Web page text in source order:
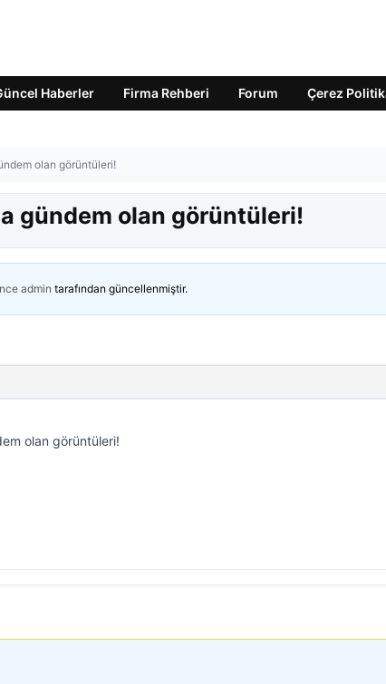
Haberler Firma Rehberi Forum Çerez
olan görüntüleri!
gündem olan görüntüleri!
admin tarafından güncellenmiştir.
olan görüntüleri!